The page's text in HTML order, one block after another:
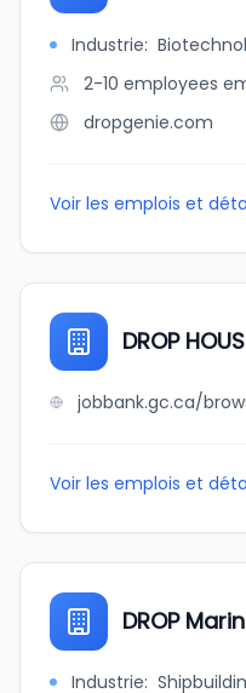
Industrie:
2-10 employees
dropgenie.com
Voir les emplois et
DROP
Voir les emplois et
DROP
Industrie: